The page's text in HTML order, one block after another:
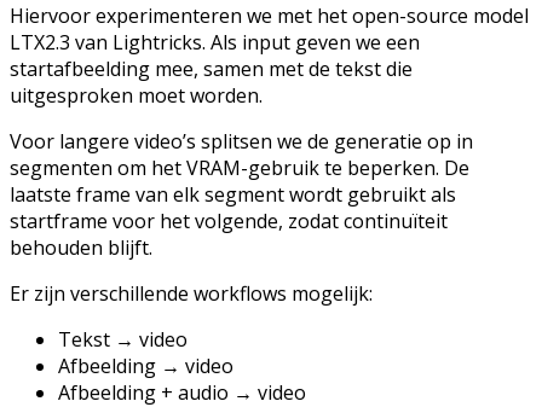
Hiervoor experimenteren we met het open-source model
LTX2.3 van Lightricks. Als input geven we een
startafbeelding mee, samen met de tekst die
uitgesproken moet worden.
Voor langere video’s splitsen we de generatie op in
segmenten om het VRAM-gebruik te beperken. De
laatste frame van elk segment wordt gebruikt als
startframe voor het volgende, zodat continuïteit
behouden blijft.
Er zijn verschillende workflows mogelijk:
Tekst → video
Afbeelding → video
Afbeelding + audio → video